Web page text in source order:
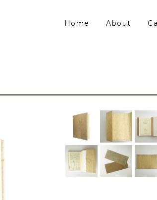
Home About